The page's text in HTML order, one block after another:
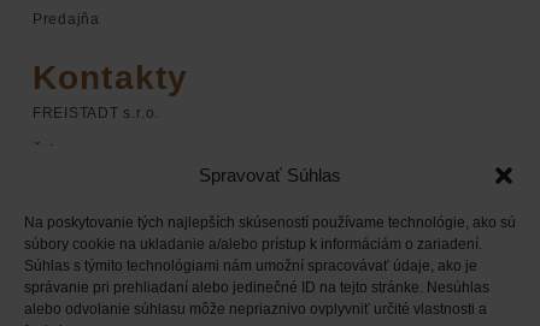
Spravovať Súhlas
Na poskytovanie tých najlepších skúseností používame technológie, ako sú
súbory cookie na ukladanie a/alebo prístup k informáciám o zariadení.
Súhlas s týmito technológiami nám umožní spracovávať údaje, ako je
správanie pri prehliadaní alebo jedinečné ID na tejto stránke. Nesúhlas
alebo odvolanie súhlasu môže nepriaznivo ovplyvniť určité vlastnosti a
Predajňa
Kontakty
FREISTADT s.r.o.
Štúrova 1
+421 948 068 598
+421 948 168 338
obchod@chateaufreistadt.sk